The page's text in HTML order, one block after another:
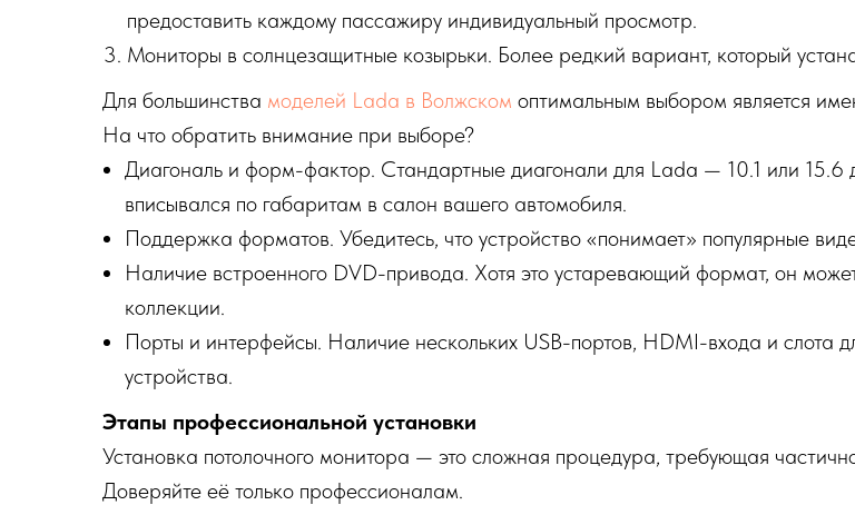
предоставить каждому пассажиру индивидуальный просмотр.
Мониторы в солнцезащитные козырьки. Более редкий вариант, который
Для большинства моделей Lada в Волжском оптимальным выбором является
На что обратить внимание при выборе?
Диагональ и форм-фактор. Стандартные диагонали для Lada — 10.1 или 15.6
вписывался по габаритам в салон вашего автомобиля.
Поддержка форматов. Убедитесь, что устройство «понимает» популярные
Наличие встроенного DVD-привода. Хотя это устаревающий формат, он
коллекции.
Порты и интерфейсы. Наличие нескольких USB-портов, HDMI-входа и слота
устройства.
Этапы профессиональной установки
Установка потолочного монитора — это сложная процедура, требующая
Доверяйте её только профессионалам.